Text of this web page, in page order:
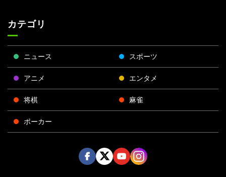
カテゴリ
ニュース スポーツ
アニメ エンタメ
将棋 麻雀
ポーカー